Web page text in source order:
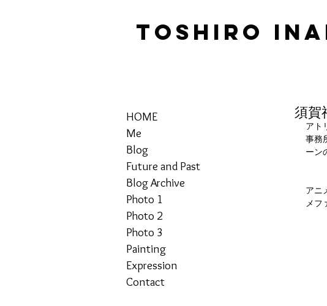
TOSHIRO
須賀
アト
事務
ーン
アニ
メフ
HOME
Me
Blog
Future and Past
Blog Archive
Photo 1
Photo 2
Photo 3
Painting
Expression
Contact